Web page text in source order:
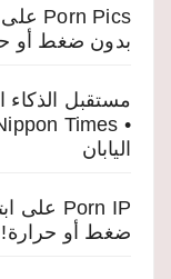
Porn Pics على
بدون ضغط أو
مستقبل الذكاء
• The Nippon Times
اليابان
Porn IP على
ضغط أو حرارة!